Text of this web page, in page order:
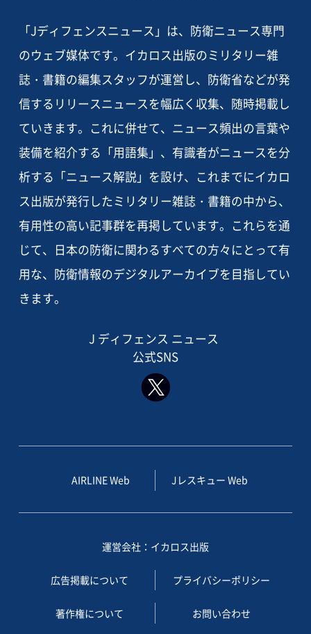
「Jディフェンスニュース」は、防衛ニュース専門
のウェブ媒体です。イカロス出版のミリタリー雑
誌・書籍の編集スタッフが運営し、防衛省などが発
信するリリースニュースを幅広く収集、随時掲載し
ていきます。これに併せて、ニュース頻出の言葉や
装備を紹介する「用語集」、有識者がニュースを分
析する「ニュース解説」を設け、これまでにイカロ
ス出版が発行したミリタリー雑誌・書籍の中から、
有用性の高い記事群を再掲しています。これらを通
じて、日本の防衛に関わるすべての方々にとって有
用な、防衛情報のデジタルアーカイブを目指してい
きます。
J ディフェンス ニュース
公式SNS
AIRLINE Web Jレスキュー Web
運営会社：イカロス出版
広告掲載について プライバシーポリシー
著作権について お問い合わせ